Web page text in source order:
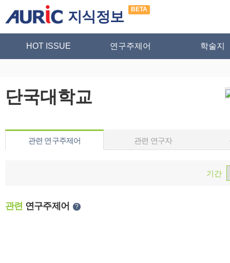
지식정보 BETA
HOT ISSUE 연구주제어 학술지
단국대학교
관련 연구주제어 관련 연구자
기간
관련 연구주제어 ?